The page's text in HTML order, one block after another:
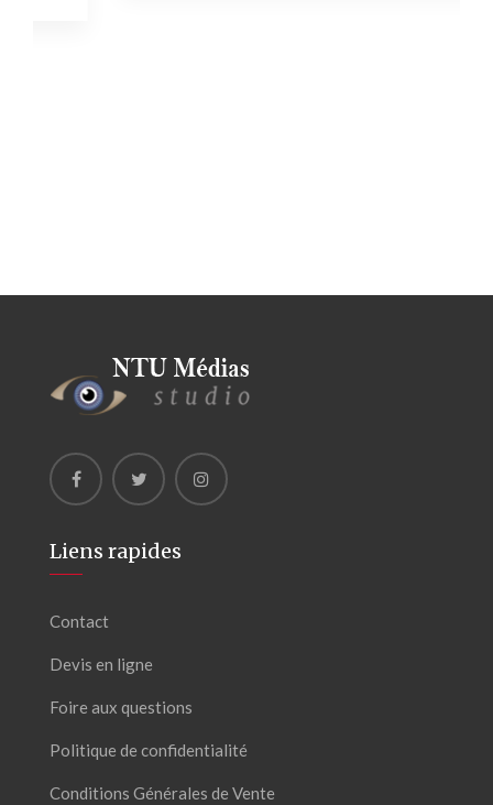
Liens rapides
Contact
Devis en ligne
Foire aux questions
Politique de confidentialité
Conditions Générales de Vente